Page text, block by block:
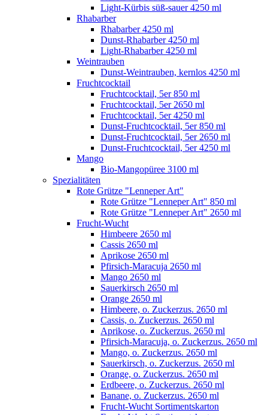
Light-Kürbis süß-sauer 4250 ml
Rhabarber
Rhabarber 4250 ml
Dunst-Rhabarber 4250 ml
Light-Rhabarber 4250 ml
Weintrauben
Dunst-Weintrauben, kernlos 4250 ml
Fruchtcocktail
Fruchtcocktail, 5er 850 ml
Fruchtcocktail, 5er 2650 ml
Fruchtcocktail, 5er 4250 ml
Dunst-Fruchtcocktail, 5er 850 ml
Dunst-Fruchtcocktail, 5er 2650 ml
Dunst-Fruchtcocktail, 5er 4250 ml
Mango
Bio-Mangopüree 3100 ml
Spezialitäten
Rote Grütze "Lenneper Art"
Rote Grütze "Lenneper Art" 850 ml
Rote Grütze "Lenneper Art" 2650 ml
Frucht-Wucht
Himbeere 2650 ml
Cassis 2650 ml
Aprikose 2650 ml
Pfirsich-Maracuja 2650 ml
Mango 2650 ml
Sauerkirsch 2650 ml
Orange 2650 ml
Himbeere, o. Zuckerzus. 2650 ml
Cassis, o. Zuckerzus. 2650 ml
Aprikose, o. Zuckerzus. 2650 ml
Pfirsich-Maracuja, o. Zuckerzus. 2650 ml
Mango, o. Zuckerzus. 2650 ml
Sauerkirsch, o. Zuckerzus. 2650 ml
Orange, o. Zuckerzus. 2650 ml
Erdbeere, o. Zuckerzus. 2650 ml
Banane, o. Zuckerzus. 2650 ml
Frucht-Wucht Sortimentskarton